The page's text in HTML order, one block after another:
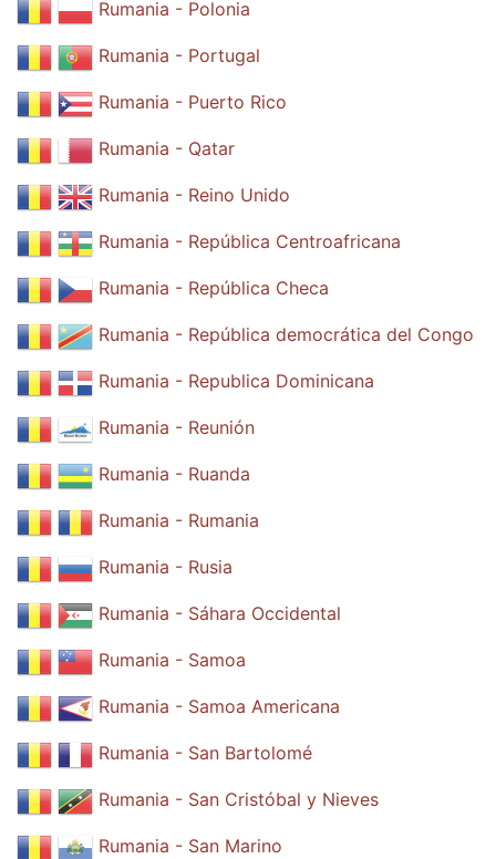
Rumania - Polonia
Rumania - Portugal
Rumania - Puerto Rico
Rumania - Qatar
Rumania - Reino Unido
Rumania - República Centroafricana
Rumania - República Checa
Rumania - República democrática del Congo
Rumania - Republica Dominicana
Rumania - Reunión
Rumania - Ruanda
Rumania - Rumania
Rumania - Rusia
Rumania - Sáhara Occidental
Rumania - Samoa
Rumania - Samoa Americana
Rumania - San Bartolomé
Rumania - San Cristóbal y Nieves
Rumania - San Marino